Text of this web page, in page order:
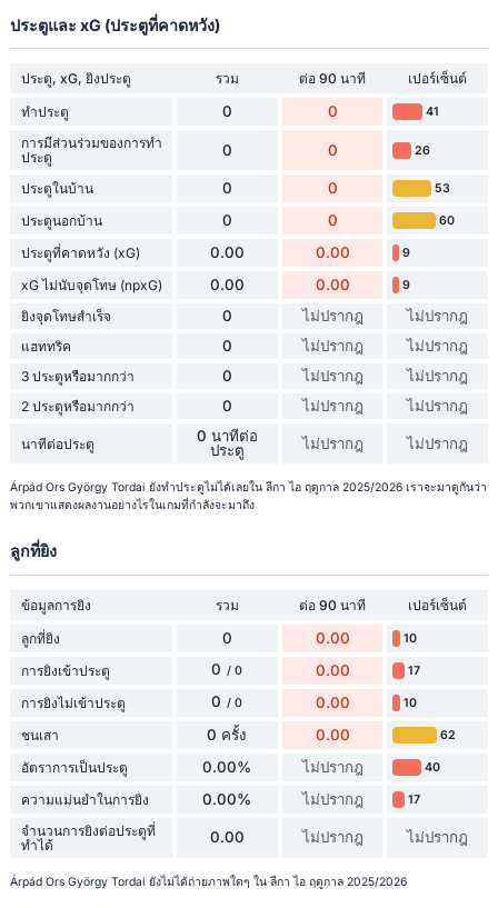
ประตูและ xG (ประตูที่คาดหวัง)
ประตู, xG, ยิงประตู รวม ต่อ 90 นาที
เปอร์เซ็นต์
ทำประตู
0 0 41
การมีส่วนร่วมของการทำ
ประตู
0 0 26
ประตูในบ้าน 0 0 53
ประตูนอกบ้าน 0 0 60
ประตูที่คาดหวัง (xG) 0.00 0.00 9
xG ไม่นับจุดโทษ (npxG) 0.00 0.00 9
ยิงจุดโทษสำเร็จ 0 ไม่ปรากฎ ไม่ปรากฎ
แฮททริค 0 ไม่ปรากฎ ไม่ปรากฎ
3 ประตูหรือมากกว่า 0 ไม่ปรากฎ ไม่ปรากฎ
2 ประตูหรือมากกว่า 0 ไม่ปรากฎ ไม่ปรากฎ
นาทีต่อประตู
0 นาทีต่อ
ประตู
ไม่ปรากฎ ไม่ปรากฎ
Árpád Ors György Tordai ยังทำประตูไม่ได้เลยใน ลีกา ไอ ฤดูกาล 2025/2026 เราจะมาดูกันว่า
พวกเขาแสดงผลงานอย่างไรในเกมที่กำลังจะมาถึง
ลูกที่ยิง
ข้อมูลการยิง รวม ต่อ 90 นาที
เปอร์เซ็นต์
ลูกที่ยิง
0 0.00 10
การยิงเข้าประตู 0 / 0 0.00 17
การยิงไม่เข้าประตู 0 / 0 0.00 10
ชนเสา 0 ครั้ง 0.00 62
อัตราการเป็นประตู 0.00% ไม่ปรากฎ 40
ความแม่นยำในการยิง 0.00% ไม่ปรากฎ 17
จำนวนการยิงต่อประตูที่
ทำได้
0.00 ไม่ปรากฎ ไม่ปรากฎ
Árpád Ors György Tordai ยังไม่ได้ถ่ายภาพใดๆ ใน ลีกา ไอ ฤดูกาล 2025/2026